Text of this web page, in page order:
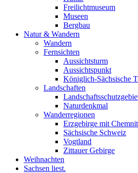
Freilichtmuseum
Museen
Bergbau
Natur & Wandern
Wandern
Fernsichten
Aussichtsturm
Aussichtspunkt
Königlich-Sächsische
Landschaften
Naturdenkmal
Wanderregionen
Erzgebirge mit
Sächsische Schweiz
Vogtland
Zittauer Gebirge
Weihnachten
Sachsen liest.